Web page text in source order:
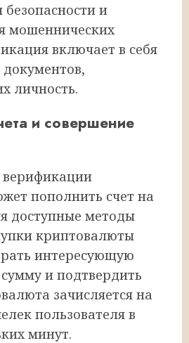
безопасности и
мошеннических
включает в себя
личность.
и совершение
пополнить счет на
доступные методы
криптовалюты
интересующую
и подтвердить
зачисляется на
пользователя в
минут.